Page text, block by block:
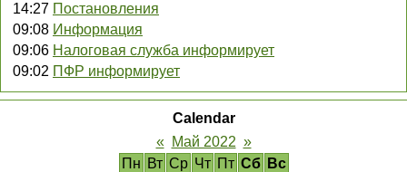
14:27 Постановления
09:08 Информация
09:06 Налоговая служба информирует
09:02 ПФР информирует
Calendar
«
Май 2022 »
Пн Вт Ср Чт Пт Сб
Вс